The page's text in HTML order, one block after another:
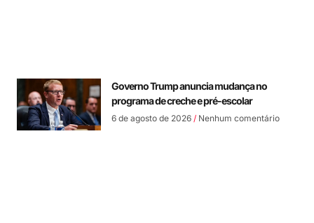
Governo Trump anuncia mudança no
programa de creche e pré-escolar
6 de agosto de 2026 Nenhum comentário